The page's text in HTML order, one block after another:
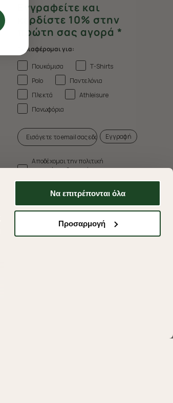
Να επιτρέπονται όλα
Προσαρμογή
Εγγραφείτε και
κερδίστε 10% στην
πρώτη σας αγορά *
Ενδιαφέρομαι για:
Πουκάμισα
T-Shirts
Polo
Παντελόνια
Πλεκτά
Athleisure
Πανωφόρια
Εγγραφή
Αποδέχομαι την πολιτική
απορρήτου & τους όρους
* Δεν συνδυάζεται με άλλες προωθητικές
ενέργειες.